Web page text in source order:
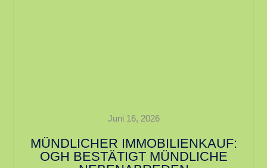
Juni 16, 2026
MÜNDLICHER IMMOBILIENKAUF:
OGH BESTÄTIGT MÜNDLICHE